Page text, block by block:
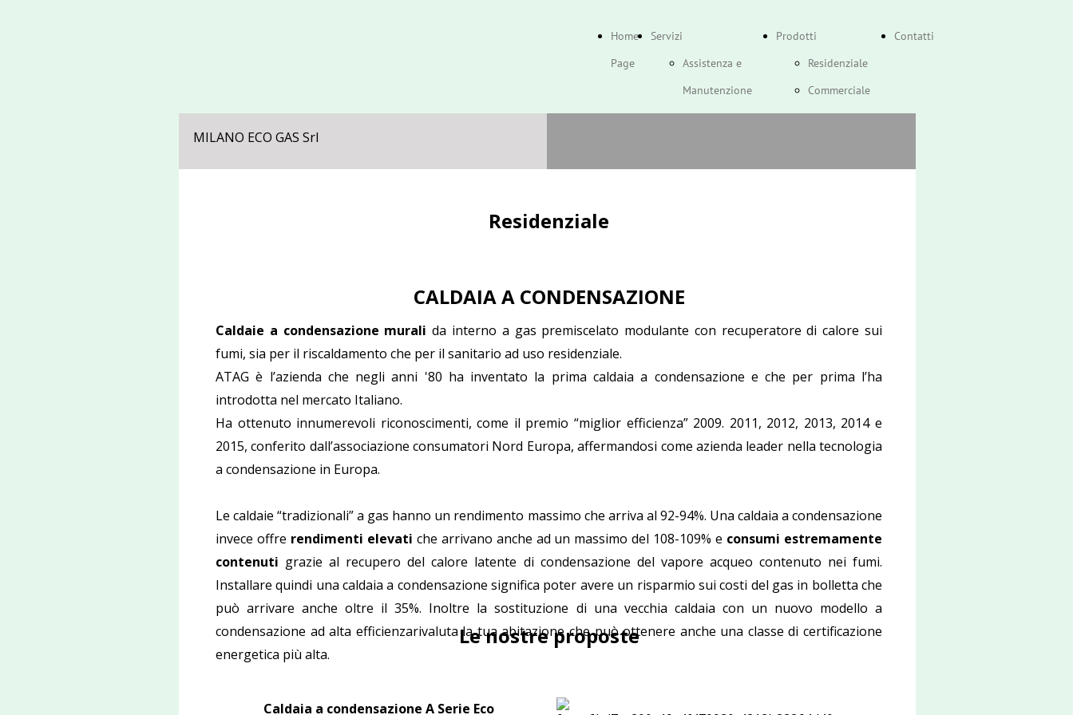
Home
Page
Servizi
Assistenza e
Manutenzione
Telegestione
Impianti
Prodotti
Residenziale
Commerciale
Jodo
Contatti
MILANO ECO GAS Srl
Residenziale
CALDAIA A CONDENSAZIONE
Caldaie a condensazione murali da interno a gas premiscelato modulante con recuperatore di calore sui
fumi, sia per il riscaldamento che per il sanitario ad uso residenziale.
ATAG è l’azienda che negli anni '80 ha inventato la prima caldaia a condensazione e che per prima l’ha
introdotta nel mercato Italiano.
Ha ottenuto innumerevoli riconoscimenti, come il premio “miglior efficienza” 2009. 2011, 2012, 2013, 2014 e
2015, conferito dall’associazione consumatori Nord Europa, affermandosi come azienda leader nella tecnologia
a condensazione in Europa.
Le caldaie “tradizionali” a gas hanno un rendimento massimo che arriva al 92-94%. Una caldaia a condensazione
invece offre rendimenti elevati che arrivano anche ad un massimo del 108-109% e consumi estremamente
contenuti grazie al recupero del calore latente di condensazione del vapore acqueo contenuto nei fumi.
Installare quindi una caldaia a condensazione significa poter avere un risparmio sui costi del gas in bolletta che
può arrivare anche oltre il 35%. Inoltre la sostituzione di una vecchia caldaia con un nuovo modello a
condensazione ad alta efficienzarivaluta la tua abitazione che può ottenere anche una classe di certificazione
energetica più alta.
Le nostre proposte
Caldaia a condensazione A Serie Eco